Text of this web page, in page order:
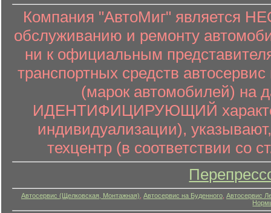
Компания "АвтоМиг" является
обслуживанию и ремонту
ни к официальным
транспортных средств
(марок автомобилей) на
ИДЕНТИФИЦИРУЮЩИЙ характер
индивидуализации),
техцентр (в соответствии со
Автосервис (Щелковская, Монтажная) Автосервис на Буденного Автосервис